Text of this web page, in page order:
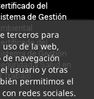
terceros para
de la web,
navegación
usuario y otras
permitimos el
redes sociales.
del
de Gestión
del
de Gestión
y Salud en
Trabajo